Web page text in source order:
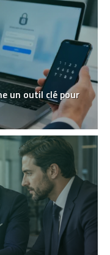
un outil clé pour